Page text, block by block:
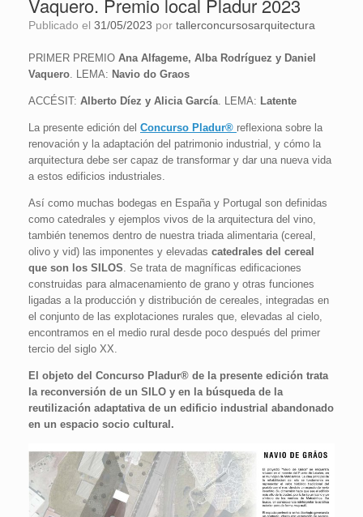
Vaquero. Premio local Pladur 2023
Publicado el 31/05/2023 por tallerconcursosarquitectura
PRIMER PREMIO Ana Alfageme, Alba Rodríguez y Daniel
Vaquero. LEMA: Navio do Graos
ACCÉSIT: Alberto Díez y Alicia García. LEMA: Latente
La presente edición del Concurso Pladur® reflexiona sobre la
renovación y la adaptación del patrimonio industrial, y cómo la
arquitectura debe ser capaz de transformar y dar una nueva vida
a estos edificios industriales.
Así como muchas bodegas en España y Portugal son definidas
como catedrales y ejemplos vivos de la arquitectura del vino,
también tenemos dentro de nuestra triada alimentaria (cereal,
olivo y vid) las imponentes y elevadas catedrales del cereal
que son los SILOS. Se trata de magníficas edificaciones
construidas para almacenamiento de grano y otras funciones
ligadas a la producción y distribución de cereales, integradas en
el conjunto de las explotaciones rurales que, elevadas al cielo,
encontramos en el medio rural desde poco después del primer
tercio del siglo XX.
El objeto del Concurso Pladur® de la presente edición trata
la reconversión de un SILO y en la búsqueda de la
reutilización adaptativa de un edificio industrial abandonado
en un espacio socio cultural.